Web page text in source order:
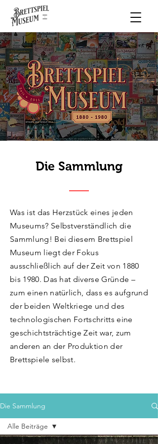
Die Sammlung
Was ist das Herzstück eines jeden
Museums? Selbstverständlich die
Sammlung! Bei diesem Brettspiel
Museum liegt der Fokus
ausschließlich auf der Zeit von 1880
bis 1980. Das hat diverse Gründe –
zum einen natürlich, dass es aufgrund
der beiden Weltkriege und des
technologischen Fortschritts eine
geschichtsträchtige Zeit war, zum
anderen an der Produktion der
Brettspiele selbst.
Die Sammlung
Alle Beiträge